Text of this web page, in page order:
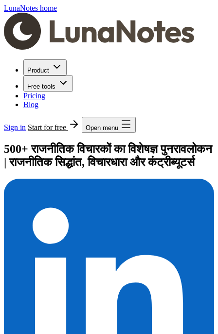
LunaNotes home
Product
Free tools
Pricing
Blog
Sign in Start for free Open menu
500+ राजनीतिक विचारकों का विशेषज्ञ पुनरावलोकन
| राजनीतिक सिद्धांत, विचारधारा और कंट्रीब्यूटर्स